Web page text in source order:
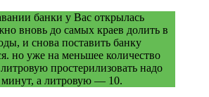
банки у Вас открылась
вновь до самых краев долить в
и снова поставить банку
но уже на меньшее количество
простерилизовать надо
минут, а литровую — 10.